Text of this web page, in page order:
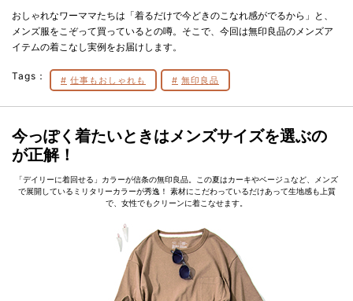
おしゃれなワーママたちは「着るだけで今どきのこなれ感がでるから」と、
メンズ服をこぞって買っているとの噂。そこで、今回は無印良品のメンズア
イテムの着こなし実例をお届けします。
Tags： 仕事もおしゃれも 無印良品
今っぽく着たいときはメンズサイズを選ぶの
が正解！
「デイリーに着回せる」カラーが信条の無印良品。この夏はカーキやベージュなど、メンズ
で展開しているミリタリーカラーが秀逸！ 素材にこだわっているだけあって生地感も上質
で、女性でもクリーンに着こなせます。